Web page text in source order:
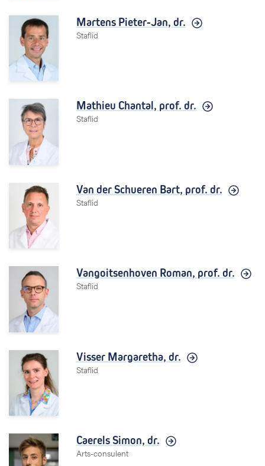
Martens Pieter-Jan, dr.
Staflid
Mathieu Chantal, prof. dr.
Staflid
Van der Schueren Bart, prof. dr.
Staflid
Vangoitsenhoven Roman, prof. dr.
Staflid
Visser Margaretha, dr.
Staflid
Caerels Simon, dr.
Arts-consulent